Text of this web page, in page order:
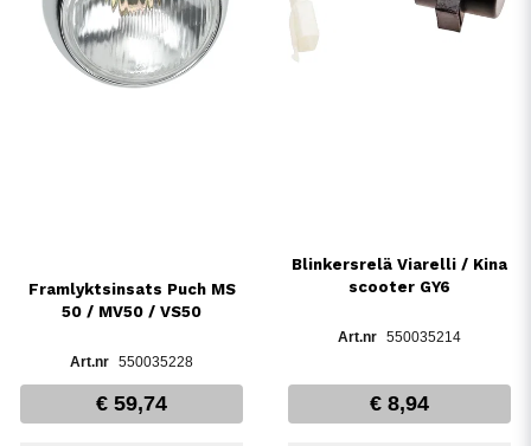
Framlyktsinsats Puch MS
50 / MV50 / VS50
550035228
€ 59,74
Blinkersrelä Viarelli / Kina
scooter GY6
550035214
€ 8,94